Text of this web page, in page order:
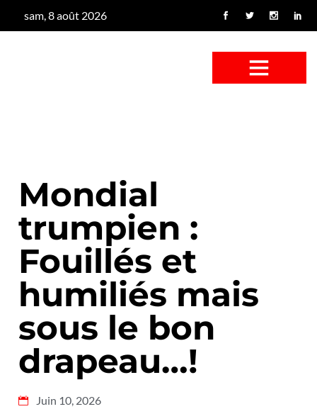
sam, 8 août 2026
Mondial
trumpien :
Fouillés et
humiliés mais
sous le bon
drapeau…!
Juin 10, 2026